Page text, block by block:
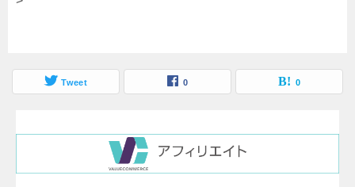
Tweet 0 0